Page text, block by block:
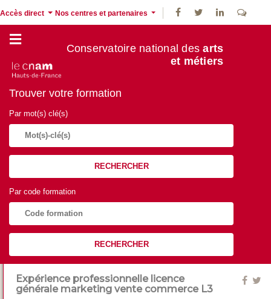
Accès direct Nos centres et partenaires
Conservatoire national desarts
et métiers
Trouver votre formation
Par mot(s) clé(s)
RECHERCHER
Par code formation
RECHERCHER
Expérience professionnelle licence
générale marketing vente commerce L3